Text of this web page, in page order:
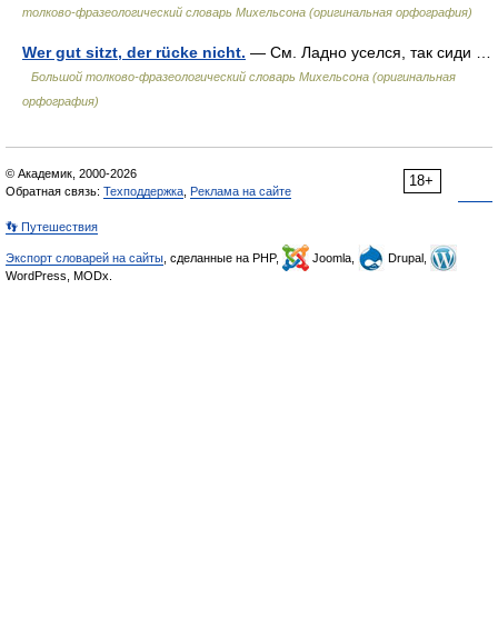
толково-фразеологический словарь Михельсона (оригинальная орфография)
Wer gut sitzt, der rücke nicht. — См. Ладно уселся, так сиди …
Большой толково-фразеологический словарь Михельсона (оригинальная
орфография)
18+
© Академик, 2000-2026
Обратная связь: Техподдержка Реклама на сайте
👣 Путешествия
Экспорт словарей на сайты , сделанные на PHP, Joomla,
Drupal,
WordPress, MODx.